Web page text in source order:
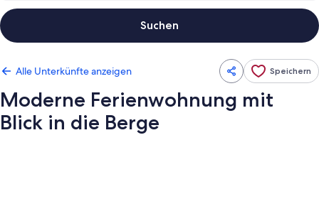
Suchen
Alle Unterkünfte anzeigen Speichern
Moderne Ferienwohnung mit
Blick in die Berge